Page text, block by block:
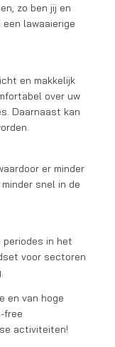
zo ben jij en
lawaaierige
en makkelijk
over uw
Daarnaast kan
er minder
snel in de
in het
voor sectoren
en van hoge
free
activiteiten!